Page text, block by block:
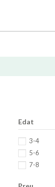
Edat
3-4
5-6
7-8